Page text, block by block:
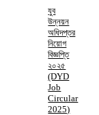
যুব
উন্নয়ন
অধিদপ্তর
নিয়োগ
বিজ্ঞপ্তি
২০২৫
(DYD
Job
Circular
2025)